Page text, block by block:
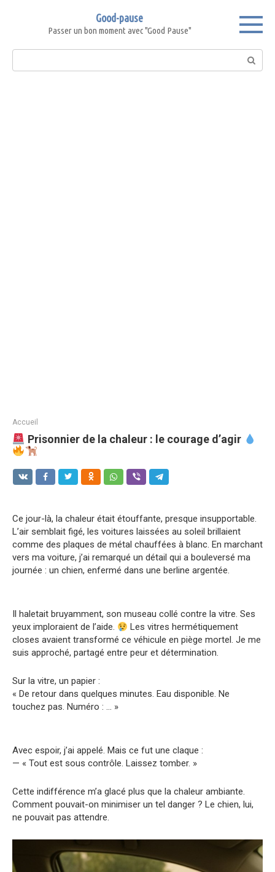
Good-pause
Passer un bon moment avec "Good Pause"
Search:
Accueil
Prisonnier de la chaleur : le courage d’agir
Ce jour-là, la chaleur était étouffante, presque insupportable.
L’air semblait figé, les voitures laissées au soleil brillaient
comme des plaques de métal chauffées à blanc. En marchant
vers ma voiture, j’ai remarqué un détail qui a bouleversé ma
journée : un chien, enfermé dans une berline argentée.
Il haletait bruyamment, son museau collé contre la vitre. Ses
yeux imploraient de l’aide.
Les vitres hermétiquement
closes avaient transformé ce véhicule en piège mortel. Je me
suis approché, partagé entre peur et détermination.
Sur la vitre, un papier :
« De retour dans quelques minutes. Eau disponible. Ne
touchez pas. Numéro : … »
Avec espoir, j’ai appelé. Mais ce fut une claque :
— « Tout est sous contrôle. Laissez tomber. »
Cette indifférence m’a glacé plus que la chaleur ambiante.
Comment pouvait-on minimiser un tel danger ? Le chien, lui,
ne pouvait pas attendre.